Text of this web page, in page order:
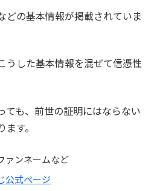
どの基本情報が掲載されていま
うした基本情報を混ぜて信憑性
ても、前世の証明にはならない
す。
ァンネームなど
公式ページ